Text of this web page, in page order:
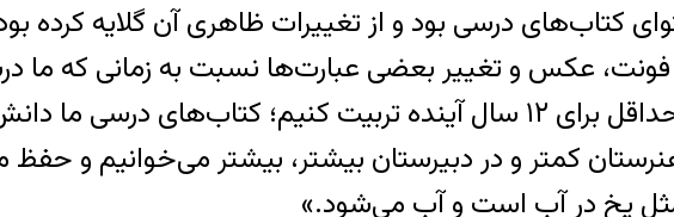
کتاب‌های درسی بود و از تغییرات ظاهری آن گلایه کرده
عکس و تغییر بعضی عبارت‌ها نسبت به زمانی که ما
درحالی‌که ما باید دانش‌آموزان را حداقل برای ۱۲ سال آینده تربیت
کمتر و در دبیرستان بیشتر، بیشتر می‌خوانیم و
یخ در آب است و آب می‌شود.»